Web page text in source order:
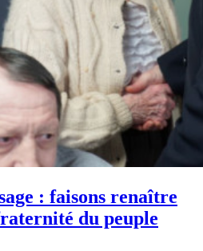
: faisons renaître
du peuple